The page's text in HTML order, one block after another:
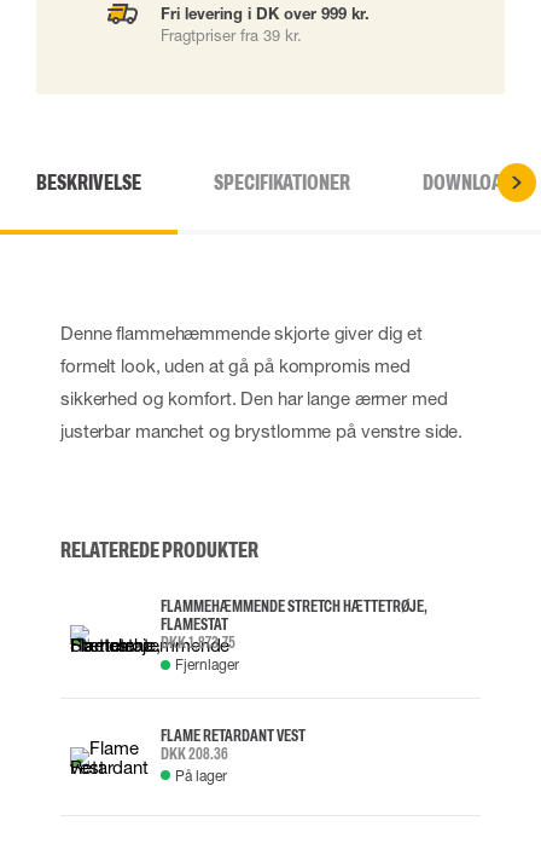
Fri levering i DK over 999 kr.
Fragtpriser fra 39 kr.
BESKRIVELSE SPECIFIKATIONER DOWNLOADS
Denne flammehæmmende skjorte giver dig et
formelt look, uden at gå på kompromis med
sikkerhed og komfort. Den har lange ærmer med
justerbar manchet og brystlomme på venstre side.
RELATEREDE PRODUKTER
FLAMMEHÆMMENDE STRETCH HÆTTETRØJE,
FLAMESTAT
DKK 1,873.75
Fjernlager
FLAME RETARDANT VEST
DKK 208.36
På lager